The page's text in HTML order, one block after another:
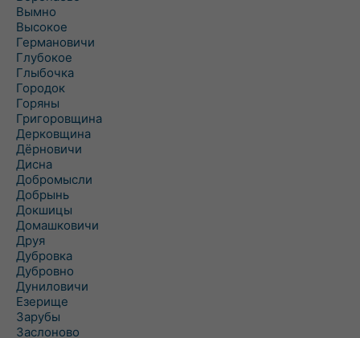
Вымно
Высокое
Германовичи
Глубокое
Глыбочка
Городок
Горяны
Григоровщина
Дерковщина
Дёрновичи
Дисна
Добромысли
Добрынь
Докшицы
Домашковичи
Друя
Дубровка
Дубровно
Дуниловичи
Езерище
Зарубы
Заслоново